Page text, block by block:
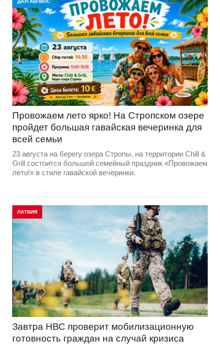
ДАУГАВПИЛС
Провожаем лето ярко! На Стропском озере
пройдет большая гавайская вечеринка для
всей семьи
23 августа на берегу озера Стропы, на территории Chill &
Grill состоится большой семейный праздник «Провожаем
лето!» в стиле гавайской вечеринки.
ЛАТВИЯ
Завтра НВС проверит мобилизационную
готовность граждан на случай кризиса